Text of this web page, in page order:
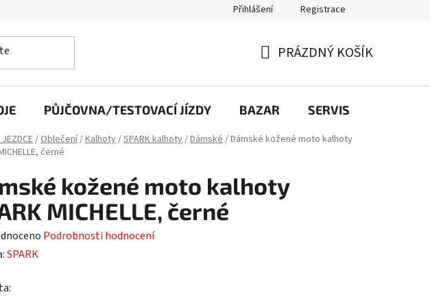
údajů Přihlášení Registrace
KOŠÍK
PRÁZDNÝ KOŠÍK
PŮJČOVNA/TESTOVACÍ JÍZDY BAZAR SERVIS
/Oblečení/Kalhoty/SPARK kalhoty/Dámské/Dámské kožené moto kalhoty
černé
kožené moto kalhoty
MICHELLE, černé
Podrobnosti hodnocení
SPARK